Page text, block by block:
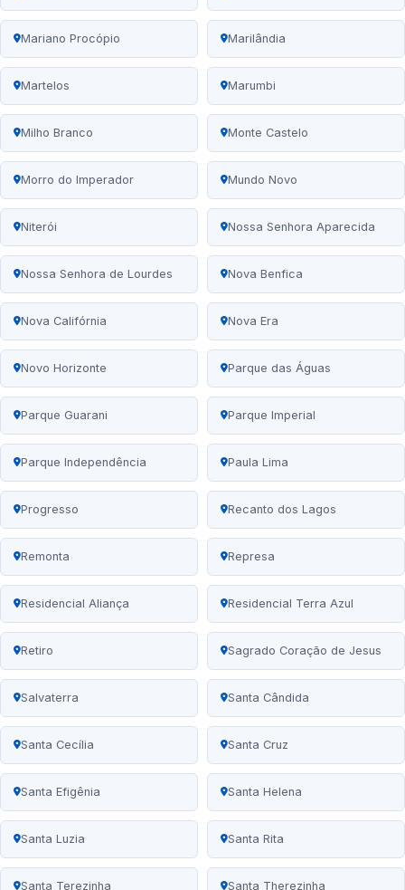
Mariano Procópio Marilândia
Martelos Marumbi
Milho Branco Monte Castelo
Morro do Imperador Mundo Novo
Niterói Nossa Senhora Aparecida
Nossa Senhora de Lourdes Nova Benfica
Nova Califórnia Nova Era
Novo Horizonte Parque das Águas
Parque Guarani Parque Imperial
Parque Independência Paula Lima
Progresso Recanto dos Lagos
Remonta Represa
Residencial Aliança Residencial Terra Azul
Retiro Sagrado Coração de Jesus
Salvaterra Santa Cândida
Santa Cecília Santa Cruz
Santa Efigênia Santa Helena
Santa Luzia Santa Rita
Santa Terezinha Santa Therezinha